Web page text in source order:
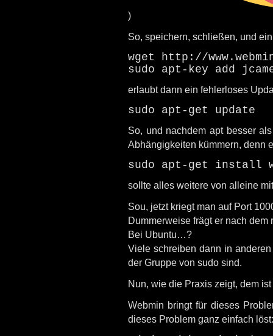
)
So, speichern, schließen, und
wget http://
sudo apt-key add
erlaubt dann ein fehlerloses
sudo apt-get update
So, und nachdem apt besser
Abhängigkeiten kümmern, denn
sudo apt-get install
sollte alles weitere von alleine
Sou, jetzt kriegt man auf Port
Dummerweise frägt er nach dem
Bei Ubuntu…?
Viele schreiben dann in
der Gruppe von sudo sind.
Nun, wie die Praxis zeigt, dem
Webmin bringt für dieses
dieses Problem ganz einfach löst: